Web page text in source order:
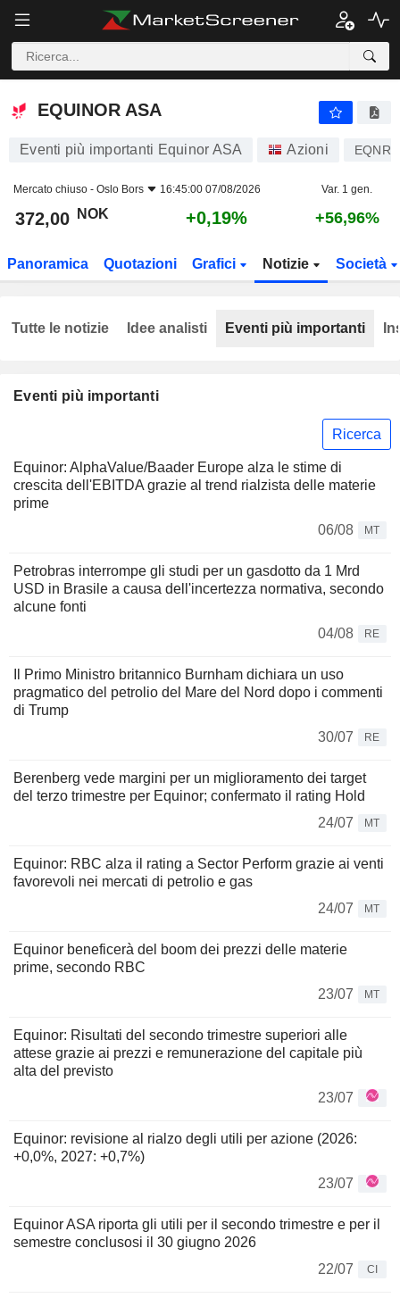
EQUINOR ASA
EQUINOR ASA
Eventi più importanti Equinor ASA Azioni EQNR
Mercato chiuso - Oslo Bors 16:45:00 07/08/2026 Var. 1 gen.
372,00 NOK +0,19% +56,96%
Panoramica Quotazioni Grafici Notizie Società
Eventi più importanti
Ricerca
Equinor: AlphaValue/Baader Europe alza le stime di
crescita dell'EBITDA grazie al trend rialzista delle materie
prime
06/08
MT
Petrobras interrompe gli studi per un gasdotto da 1 Mrd
USD in Brasile a causa dell'incertezza normativa, secondo
alcune fonti
04/08
RE
Il Primo Ministro britannico Burnham dichiara un uso
pragmatico del petrolio del Mare del Nord dopo i commenti
di Trump
30/07
RE
Berenberg vede margini per un miglioramento dei target
del terzo trimestre per Equinor; confermato il rating Hold
24/07
MT
Equinor: RBC alza il rating a Sector Perform grazie ai venti
favorevoli nei mercati di petrolio e gas
24/07
MT
Equinor beneficerà del boom dei prezzi delle materie
prime, secondo RBC
23/07
MT
Equinor: Risultati del secondo trimestre superiori alle
attese grazie ai prezzi e remunerazione del capitale più
alta del previsto
23/07
Equinor: revisione al rialzo degli utili per azione (2026:
+0,0%, 2027: +0,7%)
23/07
Equinor ASA riporta gli utili per il secondo trimestre e per il
semestre conclusosi il 30 giugno 2026
22/07
CI
Tutte le notizie Idee analisti Eventi più importanti